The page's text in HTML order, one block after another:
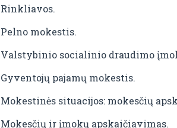
Rinkliavos.
Pelno mokestis.
Valstybinio socialinio draudimo
Gyventojų pajamų mokestis.
Mokestinės situacijos: mokesčių
Mokesčių ir įmokų apskaičiavimas.